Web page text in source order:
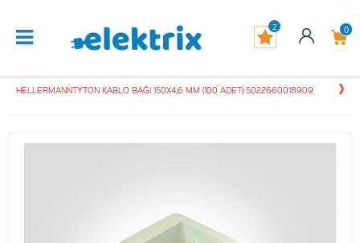
0
2
HELLERMANNTYTON KABLO BAĞI 150X4,6 MM (100 ADET) 5022660018909